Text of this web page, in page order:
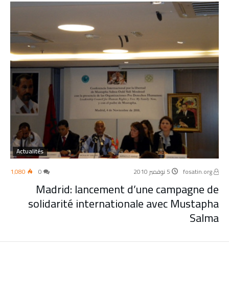
Actualités
5 نوفمبر 2010 1٬080
Madrid: lancement d’une campagne de
solidarité internationale avec Mustapha
Salma